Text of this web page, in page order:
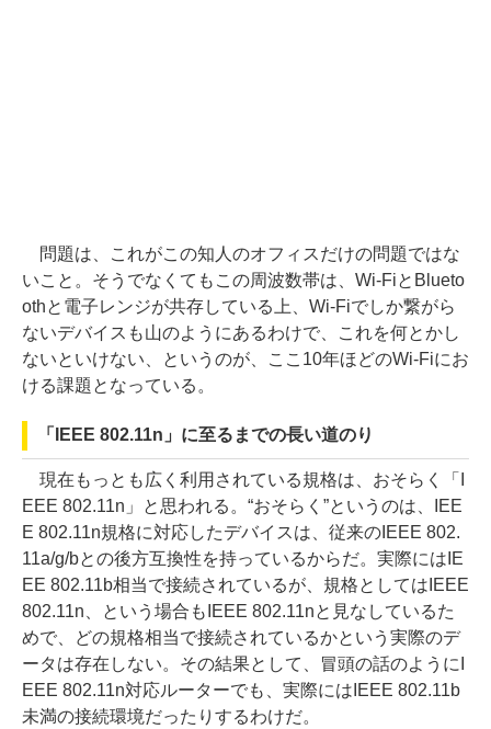
問題は、これがこの知人のオフィスだけの問題ではな
いこと。そうでなくてもこの周波数帯は、Wi-FiとBlueto
othと電子レンジが共存している上、Wi-Fiでしか繋がら
ないデバイスも山のようにあるわけで、これを何とかし
ないといけない、というのが、ここ10年ほどのWi-Fiにお
ける課題となっている。
「IEEE 802.11n」に至るまでの長い道のり
現在もっとも広く利用されている規格は、おそらく「I
EEE 802.11n」と思われる。“おそらく”というのは、IEE
E 802.11n規格に対応したデバイスは、従来のIEEE 802.
11a/g/bとの後方互換性を持っているからだ。実際にはIE
EE 802.11b相当で接続されているが、規格としてはIEEE
802.11n、という場合もIEEE 802.11nと見なしているた
めで、どの規格相当で接続されているかという実際のデ
ータは存在しない。その結果として、冒頭の話のようにI
EEE 802.11n対応ルーターでも、実際にはIEEE 802.11b
未満の接続環境だったりするわけだ。